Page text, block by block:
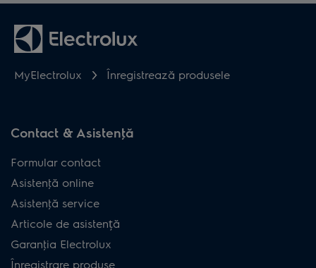
MyElectrolux Înregistrează produsele
Contact & Asistenţă
Formular contact
Asistenţă online
Asistenţă service
Articole de asistență
Garanţia Electrolux
Înregistrare produse